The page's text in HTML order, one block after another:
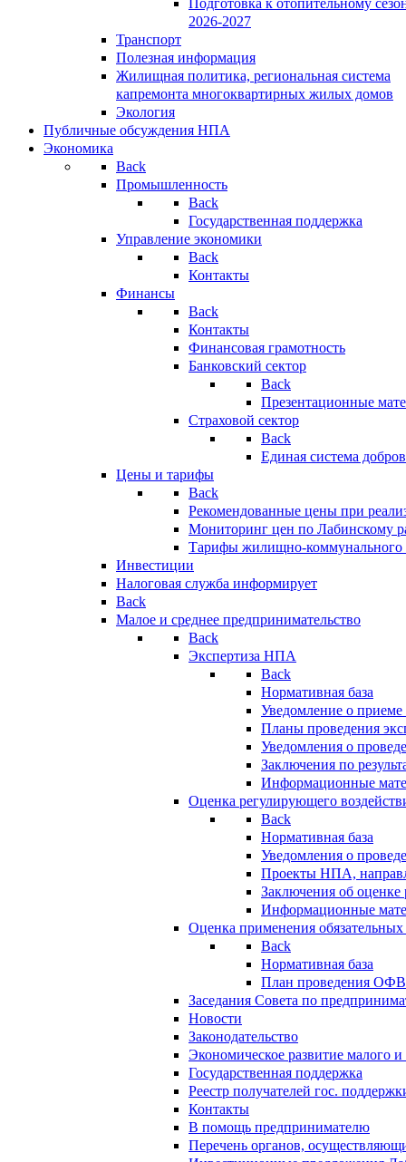
Подготовка к отопительному
2026-2027
Транспорт
Полезная информация
Жилищная политика, региональная система
капремонта многоквартирных жилых домов
Экология
Публичные обсуждения НПА
Экономика
Back
Промышленность
Back
Государственная поддержка
Управление экономики
Back
Контакты
Финансы
Back
Контакты
Финансовая грамотность
Банковский сектор
Back
Презентационные
Страховой сектор
Back
Единая система
Цены и тарифы
Back
Рекомендованные цены при
Мониторинг цен по Лабинскому
Тарифы жилищно-коммунального
Инвестиции
Налоговая служба информирует
Back
Малое и среднее предпринимательство
Back
Экспертиза НПА
Back
Нормативная база
Уведомление о
Планы проведения
Уведомления о
Заключения по
Информационные
Оценка регулирующего
Back
Нормативная база
Уведомления о
Проекты НПА,
Заключения об
Информационные
Оценка применения
Back
Нормативная база
План проведения
Заседания Совета по
Новости
Законодательство
Экономическое развитие малого и
Государственная поддержка
Реестр получателей гос.
Контакты
В помощь предпринимателю
Перечень органов,